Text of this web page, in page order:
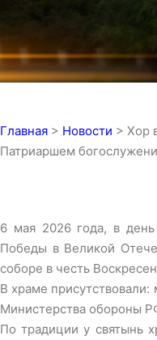
Главная > Новости > Хор
Патриаршем
6 мая 2026 года, в день
Победы в Великой
соборе в честь
В храме
Министерства обороны
По традиции у святынь